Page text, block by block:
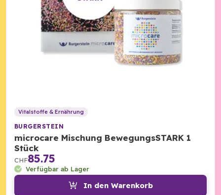
Vitalstoffe & Ernährung
BURGERSTEIN
microcare Mischung BewegungsSTARK 1
Stück
CHF85.75
Verfügbar ab Lager
In den Warenkorb